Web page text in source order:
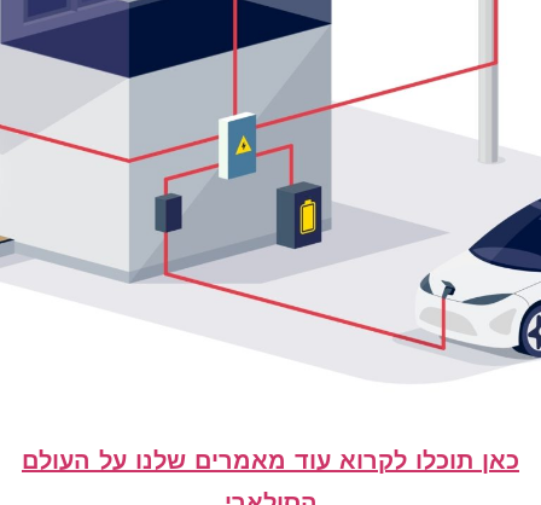
כאן תוכלו לקרוא עוד מאמרים שלנו על העולם